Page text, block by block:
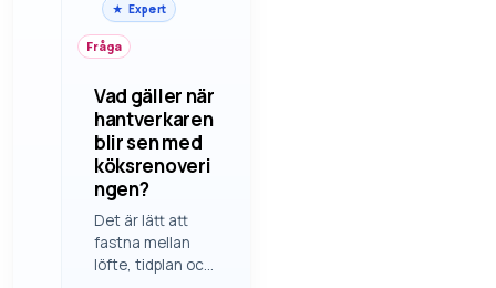
Expert
Fråga
Vad gäller när
hantverkaren
blir sen med
köksrenoveri
ngen?
Det är lätt att
fastna mellan
löfte, tidplan och